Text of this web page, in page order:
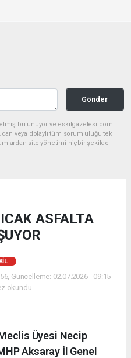
Gönder
etmiş bulunuyor ve eskilgazetesi.com
veya dolaylı tüm sorumluluğu tek
site yönetimi hiçbir şekilde
ASFALTA
Güncelleme: 02.07.2026 - 09:15
okundu.
Üyesi Necip
Aksaray İl Genel